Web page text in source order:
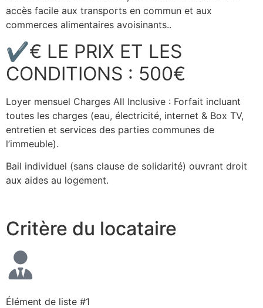
accès facile aux transports en commun et aux
commerces alimentaires avoisinants..
✔€ LE PRIX ET LES
CONDITIONS : 500€
Loyer mensuel Charges All Inclusive : Forfait incluant
toutes les charges (eau, électricité, internet & Box TV,
entretien et services des parties communes de
l’immeuble).
Bail individuel (sans clause de solidarité) ouvrant droit
aux aides au logement.
Critère du locataire
Élément de liste #1